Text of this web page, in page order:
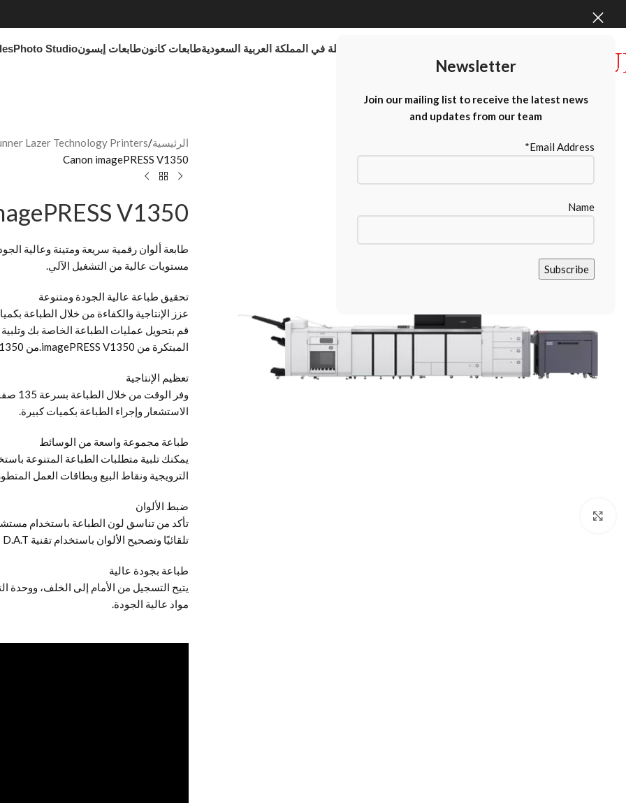
Newsletter
Join our mailing list to receive the latest news
and updates from our team
Email Address*
Name
موردو الطابعات كبيرة الحجم بالجملة في المملكة العربية السعوديةطابعات كانونطابعات إبسونPhoto Studio
الرئيسية Lazer Technology Printers
Canon imagePRESS V1350
V1350
طابعة ألوان رقمية سريعة ومتينة وعالية
مستويات عالية من التشغيل الآلي.
تحقيق طباعة عالية الجودة ومتنوعة
قم بتحويل عمليات الطباعة الخاصة بك وتلبية
المبتكرة من imagePRESS V1350.من imagePRESS V1350.
تعظيم الإنتاجية
وفر
الاستشعار وإجراء الطباعة بكميات كبيرة.
طباعة مجموعة واسعة من الوسائط
الترويجية ونقاط البيع وبطاقات العمل
ضبط الألوان
تأكد من تناسق لون الطباعة باستخدام
تلقائيًا وتصحيح الألوان باستخدام تقنية D.A.T المتعددة. آلية تصحيح الألوان.
طباعة بجودة عالية
يتيح التسجيل من الأمام إلى الخلف، ووحدة
مواد عالية الجودة.